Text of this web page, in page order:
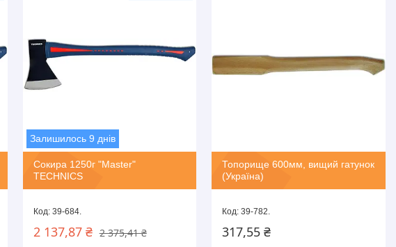
Залишилось 9 днів
Сокира 1250г "Master"
TECHNICS
39-684.
2 375,41 ₴
2 137,87 ₴
Топорище 600мм, вищий гатунок
(Україна)
39-782.
317,55 ₴